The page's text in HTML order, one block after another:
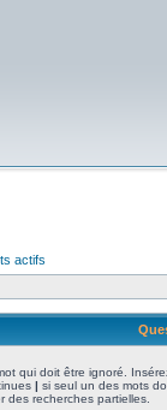
actifs
qui doit être ignoré.
| si seul un des mots
des recherches partielles.